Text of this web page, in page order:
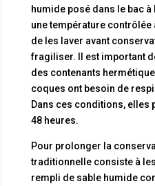
humide posé dans le bac
une température contrôlée
de les laver avant
fragiliser. Il est important
des contenants
coques ont besoin de
Dans ces conditions, elles
48 heures.
Pour prolonger la
traditionnelle consiste à
rempli de sable humide